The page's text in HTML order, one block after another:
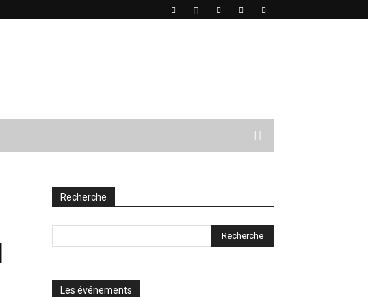
Recherche
Les événements